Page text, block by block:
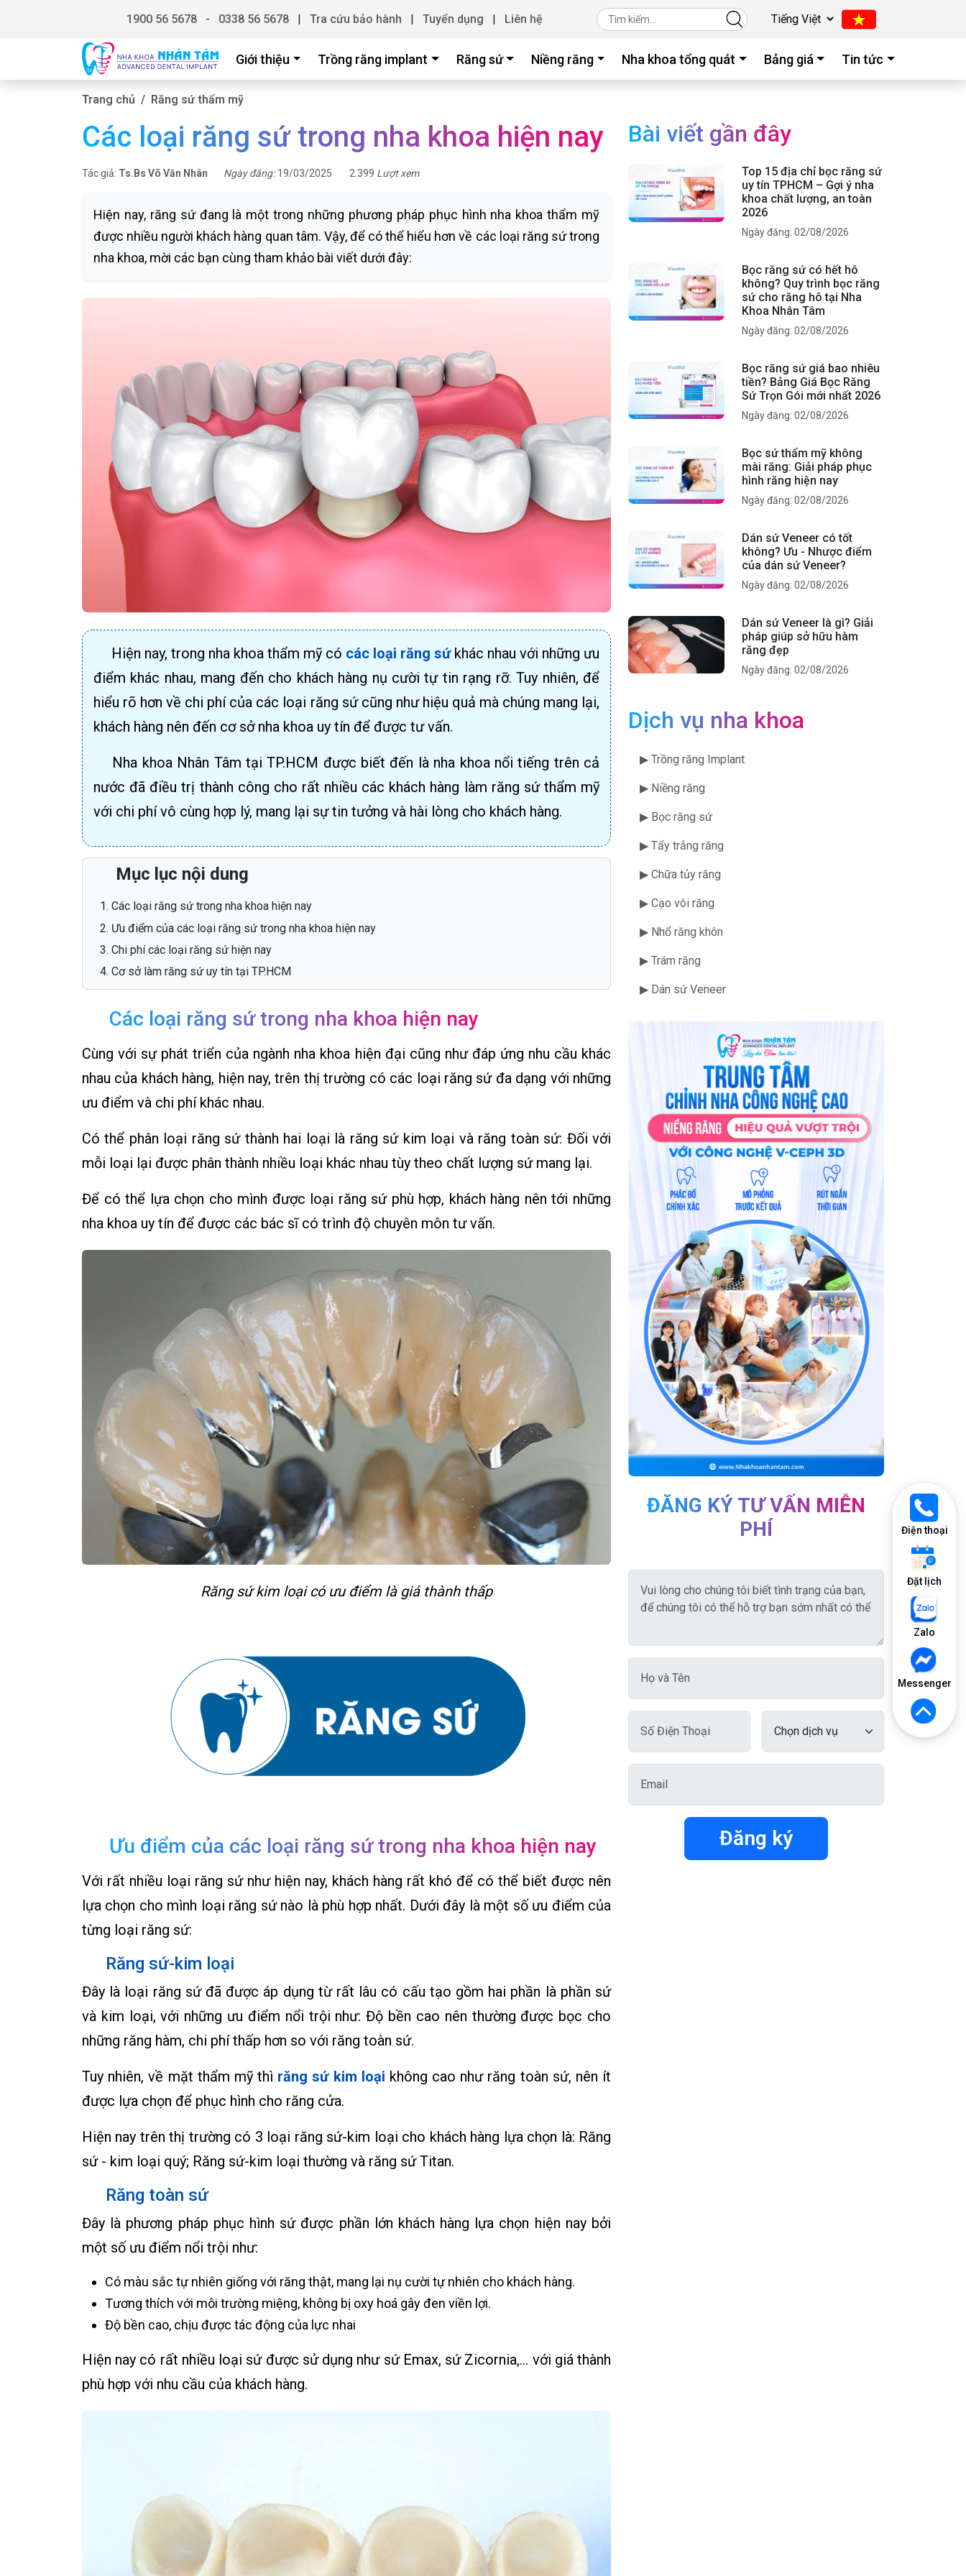
1900 56 5678 - 0338 56 5678 | Tra cứu bảo hành | Tuyển dụng | Liên hệ
Giới thiệu Trồng răng implant Răng sứ Niềng răng Nha khoa tổng quát Bảng giá Tin tức
Điện thoại
Đặt lịch
Zalo
Messenger
Trang chủ Răng sứ thẩm mỹ
Các loại răng sứ trong nha khoa hiện nay
Tác giả: Ts.Bs Võ Văn Nhân Ngày đăng: 19/03/2025 2.399 Lượt xem
Hiện nay, răng sứ đang là một trong những phương pháp phục hình nha khoa thẩm mỹ
được nhiều người khách hàng quan tâm. Vậy, để có thể hiểu hơn về các loại răng sứ trong
nha khoa, mời các bạn cùng tham khảo bài viết dưới đây:
Hiện nay, trong nha khoa thẩm mỹ có các loại răng sứkhác nhau với những ưu
điểm khác nhau, mang đến cho khách hàng nụ cười tự tin rạng rỡ. Tuy nhiên, để
hiểu rõ hơn về chi phí của các loại răng sứ cũng như hiệu quả mà chúng mang lại,
khách hàng nên đến cơ sở nha khoa uy tín để được tư vấn.
Nha khoa Nhân Tâm tại TP.HCM được biết đến là nha khoa nổi tiếng trên cả
nước đã điều trị thành công cho rất nhiều các khách hàng làm răng sứ thẩm mỹ
với chi phí vô cùng hợp lý, mang lại sự tin tưởng và hài lòng cho khách hàng.
Mục lục nội dung
Các loại răng sứ trong nha khoa hiện nay
Ưu điểm của các loại răng sứ trong nha khoa hiện nay
Chi phí các loại răng sứ hiện nay
Cơ sở làm răng sứ uy tín tại TP.HCM
Các loại răng sứ trong nha khoa hiện nay
Cùng với sự phát triển của ngành nha khoa hiện đại cũng như đáp ứng nhu cầu khác
nhau của khách hàng, hiện nay, trên thị trường có các loại răng sứ đa dạng với những
ưu điểm và chi phí khác nhau.
Có thể phân loại răng sứ thành hai loại là răng sứ kim loại và răng toàn sứ: Đối với
mỗi loại lại được phân thành nhiều loại khác nhau tùy theo chất lượng sứ mang lại.
Để có thể lựa chọn cho mình được loại răng sứ phù hợp, khách hàng nên tới những
nha khoa uy tín để được các bác sĩ có trình độ chuyên môn tư vấn.
Răng sứ kim loại có ưu điểm là giá thành thấp
Ưu điểm của các loại răng sứ trong nha khoa hiện nay
Với rất nhiều loại răng sứ như hiện nay, khách hàng rất khó để có thể biết được nên
lựa chọn cho mình loại răng sứ nào là phù hợp nhất. Dưới đây là một số ưu điểm của
từng loại răng sứ:
Răng sứ-kim loại
Đây là loại răng sứ đã được áp dụng từ rất lâu có cấu tạo gồm hai phần là phần sứ
và kim loại, với những ưu điểm nổi trội như: Độ bền cao nên thường được bọc cho
những răng hàm, chi phí thấp hơn so với răng toàn sứ.
Tuy nhiên, về mặt thẩm mỹ thì răng sứ kim loại không cao như răng toàn sứ, nên ít
được lựa chọn để phục hình cho răng cửa.
Hiện nay trên thị trường có 3 loại răng sứ-kim loại cho khách hàng lựa chọn là: Răng
sứ - kim loại quý; Răng sứ-kim loại thường và răng sứ Titan.
Răng toàn sứ
Đây là phương pháp phục hình sứ được phần lớn khách hàng lựa chọn hiện nay bởi
một số ưu điểm nổi trội như:
Có màu sắc tự nhiên giống với răng thật, mang lại nụ cười tự nhiên cho khách hàng.
Tương thích với môi trường miệng, không bị oxy hoá gây đen viền lợi.
Độ bền cao, chịu được tác động của lực nhai
Hiện nay có rất nhiều loại sứ được sử dụng như sứ Emax, sứ Zicornia,… với giá thành
phù hợp với nhu cầu của khách hàng.
Bài viết gần đây
Top 15 địa chỉ bọc răng sứ
uy tín TPHCM – Gợi ý nha
khoa chất lượng, an toàn
2026
Ngày đăng: 02/08/2026
Bọc răng sứ có hết hô
không? Quy trình bọc răng
sứ cho răng hô tại Nha
Khoa Nhân Tâm
Ngày đăng: 02/08/2026
Bọc răng sứ giá bao nhiêu
tiền? Bảng Giá Bọc Răng
Sứ Trọn Gói mới nhất 2026
Ngày đăng: 02/08/2026
Bọc sứ thẩm mỹ không
mài răng: Giải pháp phục
hình răng hiện nay
Ngày đăng: 02/08/2026
Dán sứ Veneer có tốt
không? Ưu - Nhược điểm
của dán sứ Veneer?
Ngày đăng: 02/08/2026
Dán sứ Veneer là gì? Giải
pháp giúp sở hữu hàm
răng đẹp
Ngày đăng: 02/08/2026
Dịch vụ nha khoa
▶ Trồng răng Implant
▶ Niềng răng
▶ Bọc răng sứ
▶ Tẩy trắng răng
▶ Chữa tủy răng
▶ Cạo vôi răng
▶ Nhổ răng khôn
▶ Trám răng
▶ Dán sứ Veneer
ĐĂNG KÝ TƯ VẤN MIỄN
PHÍ
Đăng ký